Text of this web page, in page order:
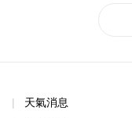
天氣消息